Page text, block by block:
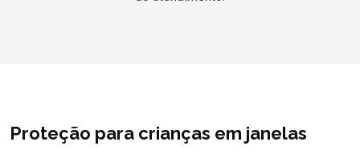
Proteção para crianças em janelas